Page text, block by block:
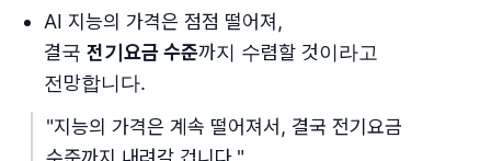
AI 지능의 가격은 점점 떨어져,
결국 전기요금 수준까지 수렴할 것이라고
전망합니다.
"지능의 가격은 계속 떨어져서, 결국 전기요금